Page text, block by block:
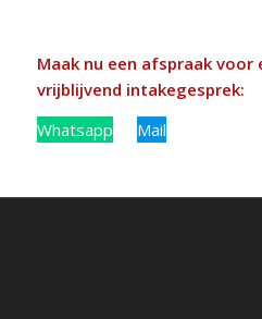
Maak nu een afspraak voor
vrijblijvend intakegesprek:
Whatsapp
Mail